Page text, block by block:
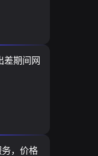
差期间网
，价格